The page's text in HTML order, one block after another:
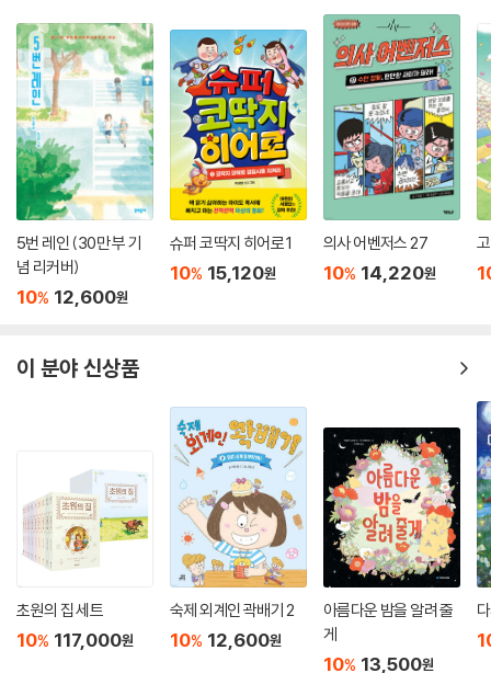
풍랑을 맞은 바다에서, 거대한 상어의 공격에서, 콜롬비아의 열대 정글에
서 그는 과학 교과서 같은 지식을 활용하며 위험을 헤쳐 나간다. 모험을 떠
난 벡과 친구들은 거듭되는 위험 속에서 구사일생으로 살아남으며 모험을
계속한다. 그러나 그런 벡에게도 예측할 수 없는 위험이 닥치고, 생존이 가
능한 시간은 줄어든다.
벡은 과연 위험 속에서 무사히 탈출하고 거대 기업 루모스의 계략을 밝혀
낼 수 있을까? 『베어그릴스와 살아남기』 시리즈는 벡과 친구들의 흥미진
진한 모험과 예상을 뛰어넘는 생존 방법들이 계속 이어진다.
휘관을 역임할 만큼 어린이에 대한 사랑이 남다르다. 어린이를 위한 자선
어릴 때부터 등산과 항해 등을 익혀온 베어 그릴스는 자신의 어린 시절을
떠올리며 세계 어린이에게도 모험심과 도전정신을 심어주고자 『베어 그릴
스와 살아남기』 시리즈를 집필했다.
벡 그랜저가 이 시리즈에서 보여주는 생존법은 그럴 듯하게 꾸며낸 이야기
가 베어 그릴스의 ‘진짜’ 생존 기술을 그대로 담고 있다. 이 시리즈는 모험
심을 자극하는 스토리와 함께 유용한 삶의 지혜를 담고 있어 또래 독자들
의 상상력을 자극하기에 충분할 것이다.
5번 레인 (30만 부 기
념 리커버)
10% 12,600원
슈퍼 코딱지 히어로 1
10% 15,120원
의사 어벤저스 27
10% 14,220원
이 분야 신상품
초원의 집 세트
10% 117,000원
숙제 외계인 곽배기 2
10% 12,600원
아름다운 밤을 알려 줄
게
10% 13,500원